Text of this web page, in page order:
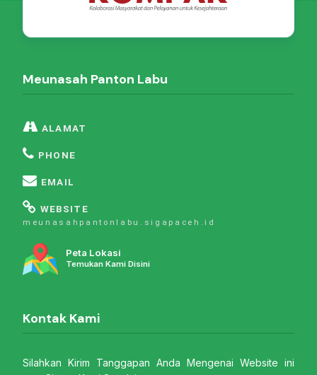
Meunasah Panton Labu
ALAMAT
PHONE
EMAIL
WEBSITE
meunasahpantonlabu.sigapaceh.id
Peta Lokasi
Temukan Kami Disini
Kontak Kami
Silahkan Kirim Tanggapan Anda Mengenai Website ini